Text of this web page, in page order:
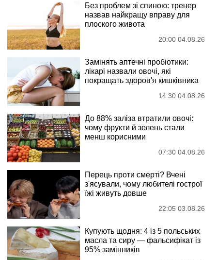
Без проблем зі спиною: тренер
назвав найкращу вправу для
плоского живота
20:00 04.08.26
Замінять аптечні пробіотики:
лікарі назвали овочі, які
покращать здоров'я кишківника
14:30 04.08.26
До 88% заліза втратили овочі:
чому фрукти й зелень стали
менш корисними
07:30 04.08.26
Перець проти смерті? Вчені
з'ясували, чому любителі гострої
їжі живуть довше
22:05 03.08.26
Купують щодня: 4 із 5 польських
масла та сиру — фальсифікат із
95% замінників